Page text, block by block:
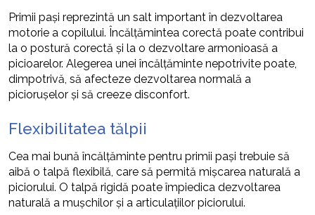
Primii pași reprezintă un salt important în dezvoltarea
motorie a copilului. Încălțămintea corectă poate contribui
la o postură corectă și la o dezvoltare armonioasă a
picioarelor. Alegerea unei încălțăminte nepotrivite poate,
dimpotrivă, să afecteze dezvoltarea normală a
piciorușelor și să creeze disconfort.
Flexibilitatea tălpii
Cea mai bună încălțăminte pentru primii pași trebuie să
aibă o talpă flexibilă, care să permită mișcarea naturală a
piciorului. O talpă rigidă poate împiedica dezvoltarea
naturală a mușchilor și a articulațiilor piciorului.